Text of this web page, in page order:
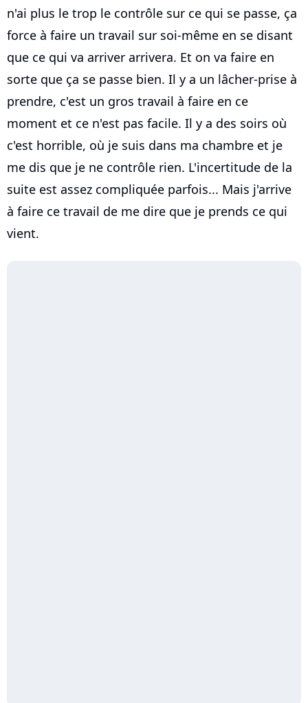
n'ai plus le trop le contrôle sur ce qui se passe, ça
force à faire un travail sur soi-même en se disant
que ce qui va arriver arrivera. Et on va faire en
sorte que ça se passe bien. Il y a un lâcher-prise à
prendre, c'est un gros travail à faire en ce
moment et ce n'est pas facile. Il y a des soirs où
c'est horrible, où je suis dans ma chambre et je
me dis que je ne contrôle rien. L'incertitude de la
suite est assez compliquée parfois... Mais j'arrive
à faire ce travail de me dire que je prends ce qui
vient.